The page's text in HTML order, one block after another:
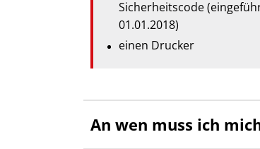
Sicherheitscode
01.01.2018)
einen Drucker
An wen muss ich